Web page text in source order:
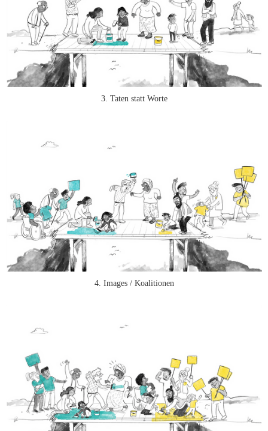
3. Taten statt Worte
4. Images / Koalitionen